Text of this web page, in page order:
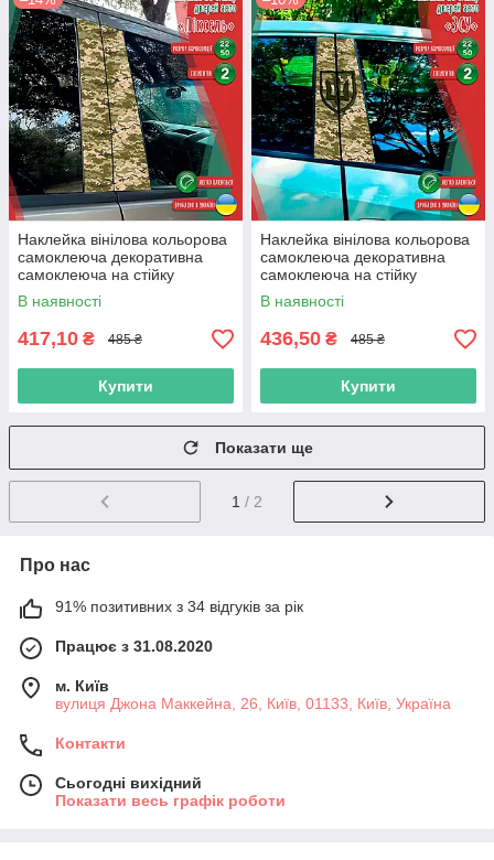
Наклейка вінілова кольорова
самоклеюча декоративна
самоклеюча на стійку
автомобіля «Піксель ЗСУ» з
Оракалу
В наявності
417,10 ₴ 485 ₴
Купити
Наклейка вінілова кольорова
самоклеюча декоративна
самоклеюча на стійку
автомобіля «ЗСУ Піксель» з
Оракалу
В наявності
436,50 ₴ 485 ₴
Купити
Показати ще
1 / 2
Про нас
91% позитивних з 34 відгуків за рік
Працює з 31.08.2020
м. Київ
вулиця Джона Маккейна, 26, Київ, 01133, Київ, Україна
Контакти
Сьогодні вихідний
Показати весь графік роботи